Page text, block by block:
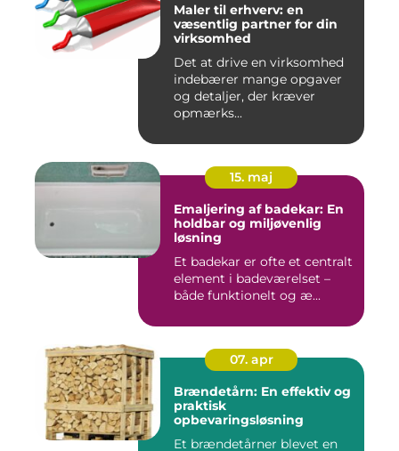
Maler til erhverv: en
væsentlig partner for din
virksomhed
Det at drive en virksomhed
indebærer mange opgaver
og detaljer, der kræver
opmærks...
15. maj
Emaljering af badekar: En
holdbar og miljøvenlig
løsning
Et badekar er ofte et centralt
element i badeværelset –
både funktionelt og æ...
07. apr
Brændetårn: En effektiv og
praktisk
opbevaringsløsning
Et brændetårner blevet en